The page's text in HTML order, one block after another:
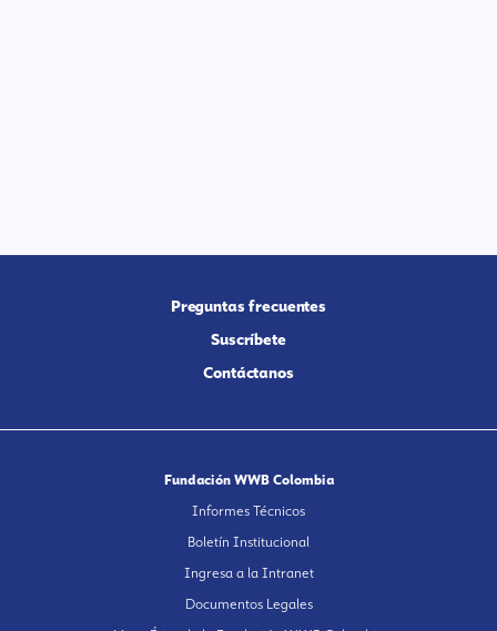
Preguntas frecuentes
Suscríbete
Contáctanos
Fundación WWB Colombia
Informes Técnicos
Boletín Institucional
Ingresa a la Intranet
Documentos Legales